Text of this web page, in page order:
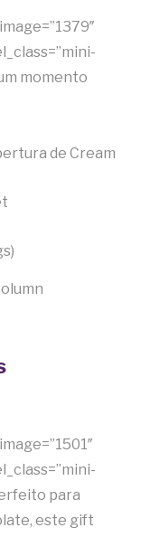
momento
de Cream
para
este gift